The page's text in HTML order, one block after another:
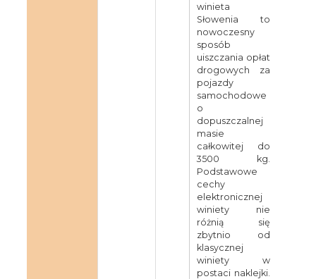
winieta
Słowenia to
nowoczesny
sposób
uiszczania opłat
drogowych za
pojazdy
samochodowe
o
dopuszczalnej
masie
całkowitej do
3500 kg.
Podstawowe
cechy
elektronicznej
winiety nie
różnią się
zbytnio od
klasycznej
winiety w
postaci naklejki.